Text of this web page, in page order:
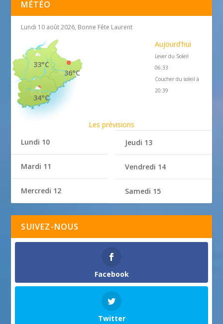
MÉTÉO
Lundi 10 août 2026, Bonne Fête Laurent
36°C
33°C
34°C
Aujourd'hui
Lever du Soleil
06:33
Coucher du soleil à
20:39
Les prévisions
Lundi 10
Mardi 11
Mercredi 12
Jeudi 13
Vendredi 14
Samedi 15
SUIVEZ-NOUS
Facebook
Twitter